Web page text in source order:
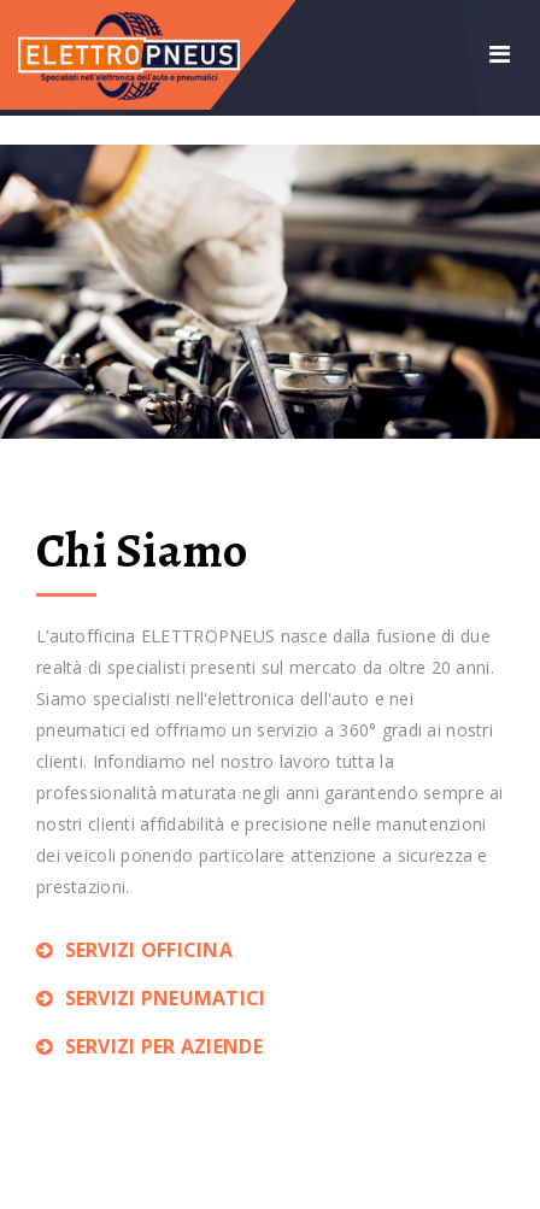
Chi Siamo
L’autofficina ELETTROPNEUS nasce dalla fusione di due
realtà di specialisti presenti sul mercato da oltre 20 anni.
Siamo specialisti nell'elettronica dell'auto e nei
pneumatici ed offriamo un servizio a 360° gradi ai nostri
clienti. Infondiamo nel nostro lavoro tutta la
professionalità maturata negli anni garantendo sempre ai
nostri clienti affidabilità e precisione nelle manutenzioni
dei veicoli ponendo particolare attenzione a sicurezza e
prestazioni.
SERVIZI OFFICINA
SERVIZI PNEUMATICI
SERVIZI PER AZIENDE